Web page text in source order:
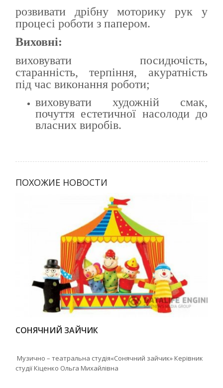
розвивати дрібну моторику рук у
процесі роботи з папером.
Виховні:
виховувати посидючість,
старанність, терпіння, акуратність
під час виконання роботи;
виховувати художній смак,
почуття естетичної насолоди до
власних виробів.
ПОХОЖИЕ НОВОСТИ
СОНЯЧНИЙ ЗАЙЧИК
Музично – театральна студія«Сонячний зайчик» Керівник
студії Кіценко Ольга Михайлівна